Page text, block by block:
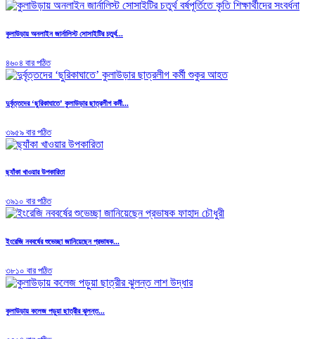
কুলাউড়ায় অনলাইন জার্নালিস্ট সোসাইটির চতুর্থ...
৪৬০৪ বার পঠিত
দুর্বৃত্তদের ‘ছুরিকাঘাতে’ কুলাউড়ার ছাত্রলীগ কর্মী...
৩৯৫৯ বার পঠিত
ছ্যাঁকা খাওয়ার উপকারিতা
৩৯১০ বার পঠিত
ইংরেজি নববর্ষের শুভেচ্ছা জানিয়েছেন প্রভাষক...
৩৮১০ বার পঠিত
কুলাউড়ায় কলেজ পড়ুয়া ছাত্রীর ঝুলন্ত...